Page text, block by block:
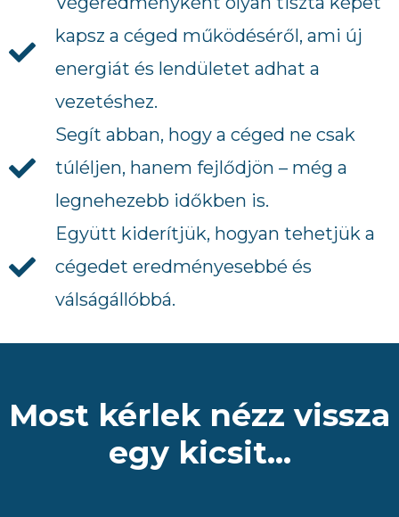
kapsz a céged működéséről, ami új
energiát és lendületet adhat a
vezetéshez.
Segít abban, hogy a céged ne csak
túléljen, hanem fejlődjön – még a
legnehezebb időkben is.
Együtt kiderítjük, hogyan tehetjük a
cégedet eredményesebbé és
válságállóbbá.
Most kérlek nézz vissza
egy kicsit…